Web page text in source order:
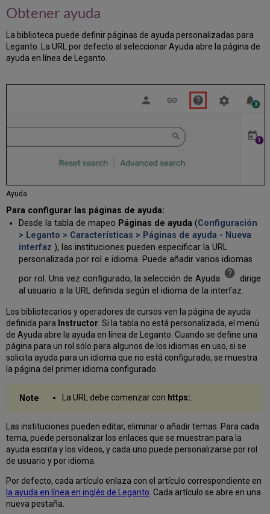
ediciones
los
libros
biblioteca
partir
de
un
índice
Pegar
referencias
en
lista
existente
Duplicar
una
lista
Evitar
que
los
nuevas
Borrar
listas
Archivar
listas
Añadir
una
sección
Obtener ayuda
La biblioteca puede definir páginas de ayuda personalizadas para
Leganto. La URL por defecto al seleccionar Ayuda abre la página de
ayuda en línea de Leganto.
Ayuda
Para configurar las páginas de ayuda:
Desde la tabla de mapeo Páginas de ayuda(Configuración
> Leganto > Características > Páginas de ayuda - Nueva
interfaz ), las instituciones pueden especificar la URL
personalizada por rol e idioma. Puede añadir varios idiomas
por rol. Una vez configurado, la selección de Ayuda
dirige
al usuario a la URL definida según el idioma de la interfaz.
Los bibliotecarios y operadores de cursos ven la página de ayuda
definida para Instructor . Si la tabla no está personalizada, el menú
de Ayuda abre la ayuda en línea de Leganto. Cuando se define una
página para un rol sólo para algunos de los idiomas en uso, si se
solicita ayuda para un idioma que no está configurado, se muestra
la página del primer idioma configurado.
La URL debe comenzar con https:.
Las instituciones pueden editar, eliminar o añadir temas. Para cada
tema, puede personalizar los enlaces que se muestran para la
ayuda escrita y los vídeos, y cada uno puede personalizarse por rol
de usuario y por idioma.
Por defecto, cada artículo enlaza con el artículo correspondiente en
la ayuda en línea en inglés de Leganto . Cada artículo se abre en una
nueva pestaña.